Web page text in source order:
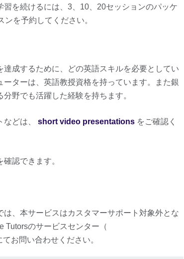
を続けるには、3、10、20セッションのパッケ
を予約してください。
成するために、どの英語スキルを必要としてい
ターは、英語教授資格を持っています。また銀
野でも活躍した経験を持ちます。
などは、 short video presentations をご確認く
認できます。
は、本サービスはカスタマーサポート対象外とな
Tutorsのサービスセンター（
てお問い合わせください。